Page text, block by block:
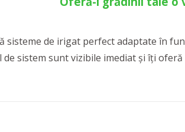
sisteme de irigat perfect adaptate în
sistem sunt vizibile imediat și îți